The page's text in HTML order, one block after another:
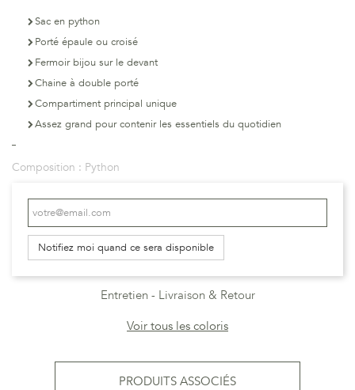
Sac en python
Porté épaule ou croisé
Fermoir bijou sur le devant
Chaine à double porté
Compartiment principal unique
Assez grand pour contenir les essentiels du quotidien
Composition : Python
Notifiez moi quand ce sera disponible
Entretien
Livraison & Retour
Voir tous les coloris
PRODUITS ASSOCIÉS